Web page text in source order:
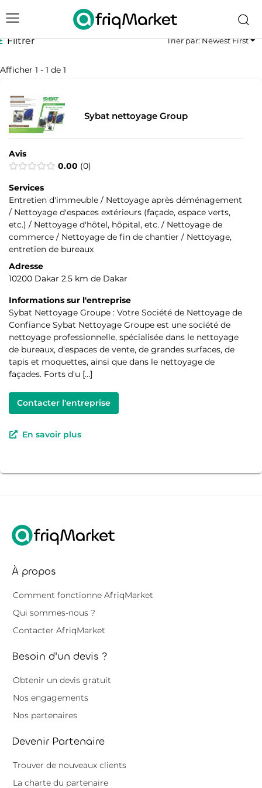
Filtrer
Afficher 1 - 1 de 1
Trier par: Newest First
Sybat nettoyage Group
Avis
0.00 0
Services
Entretien d'immeuble / Nettoyage après déménagement
/ Nettoyage d'espaces extérieurs (façade, espace verts,
etc.) / Nettoyage d'hôtel, hôpital, etc. / Nettoyage de
commerce / Nettoyage de fin de chantier / Nettoyage,
entretien de bureaux
Adresse
10200 Dakar 2.5 km de Dakar
Informations sur l'entreprise
Sybat Nettoyage Groupe : Votre Société de Nettoyage de
Confiance Sybat Nettoyage Groupe est une société de
nettoyage professionnelle, spécialisée dans le nettoyage
de bureaux, d'espaces de vente, de grandes surfaces, de
tapis et moquettes, ainsi que dans le nettoyage de
façades. Forts d'u […]
Contacter l'entreprise
En savoir plus
À propos
Comment fonctionne AfriqMarket
Qui sommes-nous ?
Contacter AfriqMarket
Besoin d'un devis ?
Obtenir un devis gratuit
Nos engagements
Nos partenaires
Devenir Partenaire
Trouver de nouveaux clients
La charte du partenaire